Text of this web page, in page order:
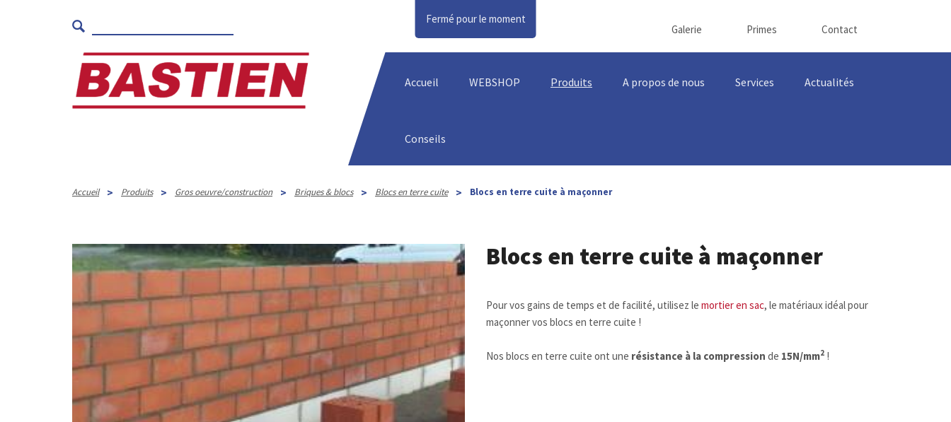
Fermé pour le moment
Galerie Primes Contact
Accueil WEBSHOP Produits A propos de nous Services Actualités
Conseils
Accueil > Produits > Gros oeuvre/construction > Briques & blocs > Blocs en terre cuite > Blocs en terre cuite à maçonner
Blocs en terre cuite à maçonner
Pour vos gains de temps et de facilité, utilisez le mortier en sac, le matériaux idéal pour
maçonner vos blocs en terre cuite !
Nos blocs en terre cuite ont une résistance à la compression de 15N/mm2 !